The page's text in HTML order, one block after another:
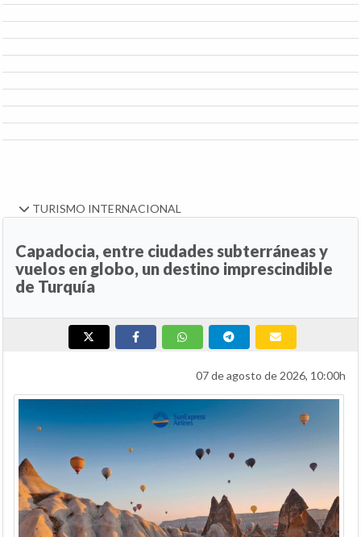
TURISMO INTERNACIONAL
Capadocia, entre ciudades subterráneas y
vuelos en globo, un destino imprescindible
de Turquía
07 de agosto de 2026, 10:00h